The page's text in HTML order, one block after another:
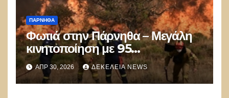
ΠΆΡΝΗΘΑ
Φωτιά στην Πάρνηθα – Μεγάλη
κινητοποίηση με 95
πυροσβέστες και 4 αεροσκάφη –
Κυκλοφοριακές ρυθμίσεις
ΑΠΡ 30, 2026 ΔΕΚΈΛΕΙΑ NEWS